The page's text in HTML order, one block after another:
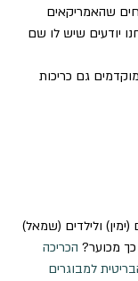
שהאמריקאים
יודעים שיש לו שם
גם כריכות
ולילדים (שמאל)
מכוער? הכריכה
למבוגרים